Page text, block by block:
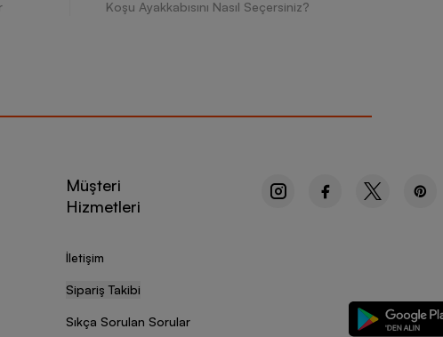
Nike ile maça en iyi şekilde hazırlanmak ve skor
Altı
Koşu Ayakkabısını Nasıl Seçersiniz?
Müşteri
Hizmetleri
İletişim
Sipariş Takibi
Sıkça Sorulan Sorular